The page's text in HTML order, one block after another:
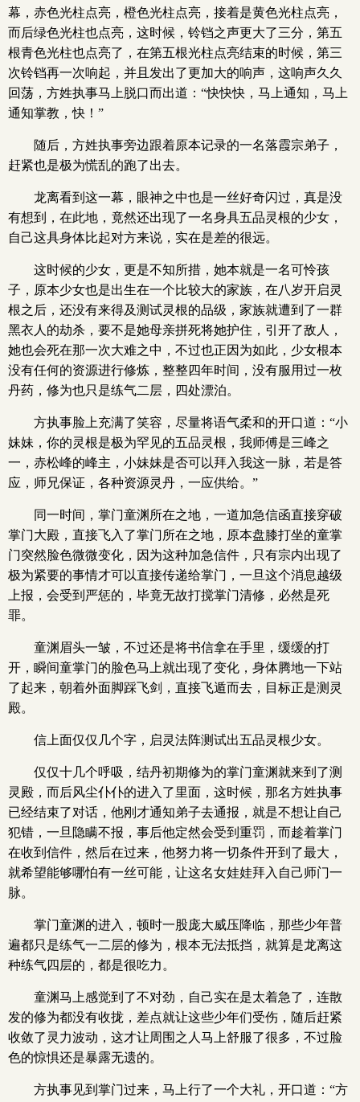
幕，赤色光柱点亮，橙色光柱点亮，接着是黄色光柱点亮，
而后绿色光柱也点亮，这时候，铃铛之声更大了三分，第五
根青色光柱也点亮了，在第五根光柱点亮结束的时候，第三
次铃铛再一次响起，并且发出了更加大的响声，这响声久久
回荡，方姓执事马上脱口而出道：“快快快，马上通知，马上
通知掌教，快！”
随后，方姓执事旁边跟着原本记录的一名落霞宗弟子，
赶紧也是极为慌乱的跑了出去。
龙离看到这一幕，眼神之中也是一丝好奇闪过，真是没
有想到，在此地，竟然还出现了一名身具五品灵根的少女，
自己这具身体比起对方来说，实在是差的很远。
这时候的少女，更是不知所措，她本就是一名可怜孩
子，原本少女也是出生在一个比较大的家族，在八岁开启灵
根之后，还没有来得及测试灵根的品级，家族就遭到了一群
黑衣人的劫杀，要不是她母亲拼死将她护住，引开了敌人，
她也会死在那一次大难之中，不过也正因为如此，少女根本
没有任何的资源进行修炼，整整四年时间，没有服用过一枚
丹药，修为也只是练气二层，四处漂泊。
方执事脸上充满了笑容，尽量将语气柔和的开口道：“小
妹妹，你的灵根是极为罕见的五品灵根，我师傅是三峰之
一，赤松峰的峰主，小妹妹是否可以拜入我这一脉，若是答
应，师兄保证，各种资源灵丹，一应供给。”
同一时间，掌门童渊所在之地，一道加急信函直接穿破
掌门大殿，直接飞入了掌门所在之地，原本盘膝打坐的童掌
门突然脸色微微变化，因为这种加急信件，只有宗内出现了
极为紧要的事情才可以直接传递给掌门，一旦这个消息越级
上报，会受到严惩的，毕竟无故打搅掌门清修，必然是死
罪。
童渊眉头一皱，不过还是将书信拿在手里，缓缓的打
开，瞬间童掌门的脸色马上就出现了变化，身体腾地一下站
了起来，朝着外面脚踩飞剑，直接飞遁而去，目标正是测灵
殿。
信上面仅仅几个字，启灵法阵测试出五品灵根少女。
仅仅十几个呼吸，结丹初期修为的掌门童渊就来到了测
灵殿，而后风尘仆仆的进入了里面，这时候，那名方姓执事
已经结束了对话，他刚才通知弟子去通报，就是不想让自己
犯错，一旦隐瞒不报，事后他定然会受到重罚，而趁着掌门
在收到信件，然后在过来，他努力将一切条件开到了最大，
就希望能够哪怕有一丝可能，让这名女娃娃拜入自己师门一
脉。
掌门童渊的进入，顿时一股庞大威压降临，那些少年普
遍都只是练气一二层的修为，根本无法抵挡，就算是龙离这
种练气四层的，都是很吃力。
童渊马上感觉到了不对劲，自己实在是太着急了，连散
发的修为都没有收拢，差点就让这些少年们受伤，随后赶紧
收敛了灵力波动，这才让周围之人马上舒服了很多，不过脸
色的惊惧还是暴露无遗的。
方执事见到掌门过来，马上行了一个大礼，开口道：“方